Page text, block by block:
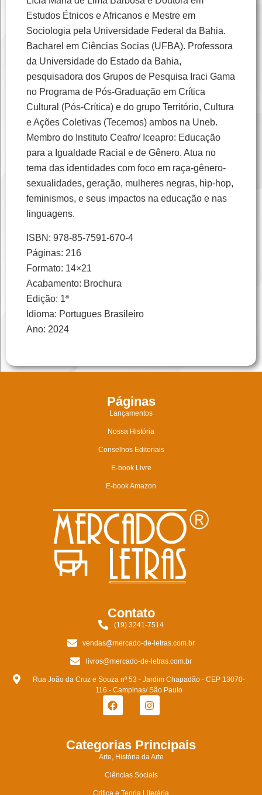
Estudos Étnicos e Africanos e Mestre em
Sociologia pela Universidade Federal da Bahia.
Bacharel em Ciências Socias (UFBA). Professora
da Universidade do Estado da Bahia,
pesquisadora dos Grupos de Pesquisa Iraci Gama
no Programa de Pós-Graduação em Crítica
Cultural (Pós-Crítica) e do grupo Território, Cultura
e Ações Coletivas (Tecemos) ambos na Uneb.
Membro do Instituto Ceafro/ Iceapro: Educação
para a Igualdade Racial e de Gênero. Atua no
tema das identidades com foco em raça-gênero-
sexualidades, geração, mulheres negras, hip-hop,
feminismos, e seus impactos na educação e nas
linguagens.
ISBN: 978-85-7591-670-4
Páginas: 216
Formato: 14×21
Acabamento: Brochura
Edição: 1ª
Idioma: Portugues Brasileiro
Ano: 2024
Páginas
Lançamentos
Nossa História
Conselhos Editoriais
E-book Livre
E-book Amazon
Contato
(19) 3241-7514
vendas@mercado-de-letras.com.br
livros@mercado-de-letras.com.br
Rua João da Cruz e Souza nº 53 - Jardim Chapadão - CEP 13070-
116 - Campinas/ São Paulo
Categorias Principais
Arte, História da Arte
Ciências Sociais
Crítica e Teoria Literária